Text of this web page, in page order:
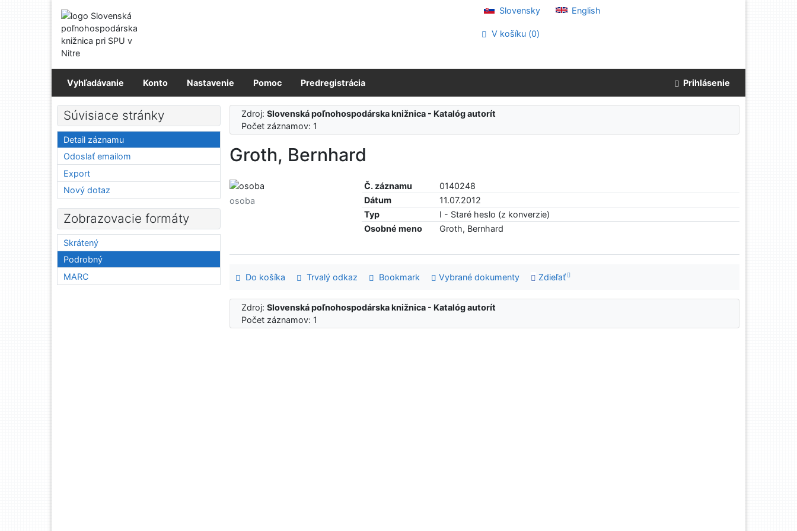
Prejsť na menu
Prehlásenie o webovej prístupnosti
Slovensky English
V košíku (0)
Vyhľadávanie Konto Nastavenie Pomoc Predregistrácia Prihlásenie
Zdroj:Slovenská poľnohospodárska knižnica - Katalóg autorít
Počet záznamov: 1
Groth, Bernhard
Č. záznamu
0140248
Dátum
11.07.2012
Typ
I - Staré heslo (z konverzie)
Osobné meno
Groth, Bernhard
osoba
Do košíka Trvalý odkaz Bookmark Vybrané dokumenty Zdieľať
Zdroj:Slovenská poľnohospodárska knižnica - Katalóg autorít
Počet záznamov: 1
Súvisiace stránky
Detail záznamu
Odoslať emailom
Export
Nový dotaz
Zobrazovacie formáty
Skrátený
Podrobný
MARC